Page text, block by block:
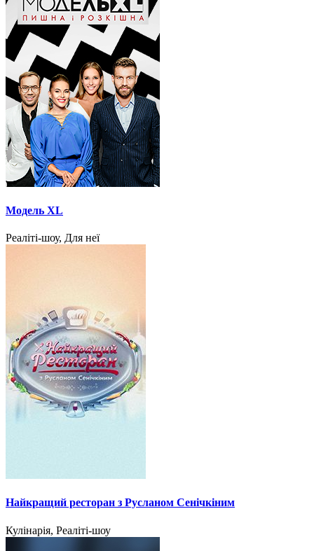
Модель XL
Реаліті-шоу, Для неї
Найкращий ресторан з Русланом Сенічкіним
Кулінарія, Реаліті-шоу